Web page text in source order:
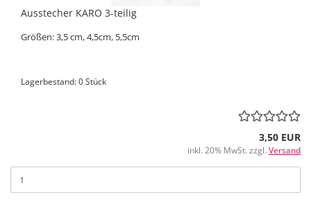
Ausstecher KARO 3-teilig
Größen: 3,5 cm, 4,5cm, 5,5cm
Lagerbestand: 0 Stück
3,50 EUR
inkl. 20% MwSt. zzgl. Versand